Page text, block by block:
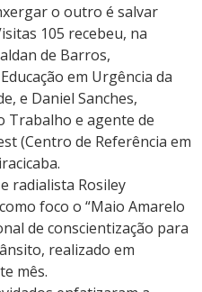
o outro é salvar
105 recebeu, na
de Barros,
em Urgência da
e Daniel Sanches,
Trabalho e agente de
(Centro de Referência em
radialista Rosiley
foco o “Maio Amarelo
de conscientização para
realizado em
mês.